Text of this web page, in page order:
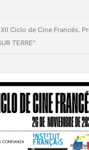
XII Ciclo de Cine Francés.
TERRE”